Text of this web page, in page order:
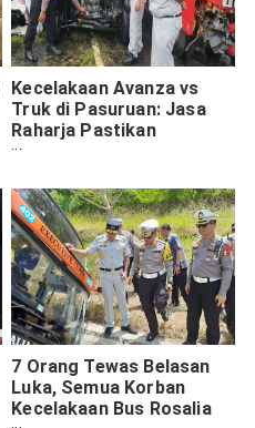
Kecelakaan Avanza vs
Truk di Pasuruan: Jasa
Raharja Pastikan
Santunan Penuh bagi
7 Orang Tewas Belasan
Luka, Semua Korban
Kecelakaan Bus Rosalia